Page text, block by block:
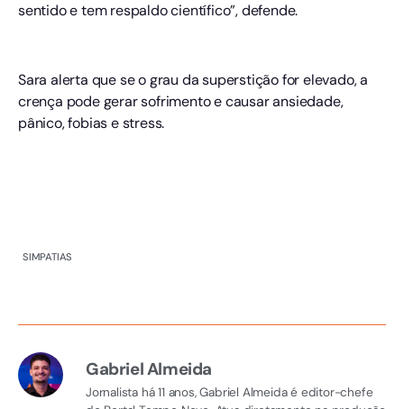
sentido e tem respaldo científico”, defende.
Sara alerta que se o grau da superstição for elevado, a
crença pode gerar sofrimento e causar ansiedade,
pânico, fobias e stress.
SIMPATIAS
Gabriel Almeida
Jornalista há 11 anos, Gabriel Almeida é editor-chefe